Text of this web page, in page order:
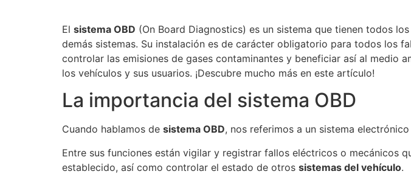
El sistema OBD (On Board Diagnostics) es un sistema que tienen todos
demás sistemas. Su instalación es de carácter obligatorio para todos los
controlar las emisiones de gases contaminantes y beneficiar así al medio
los vehículos y sus usuarios. ¡Descubre mucho más en este artículo!
La importancia del sistema OBD
Cuando hablamos de sistema OBD, nos referimos a un sistema
Entre sus funciones están vigilar y registrar fallos eléctricos o mecánicos
establecido, así como controlar el estado de otros sistemas del vehículo.